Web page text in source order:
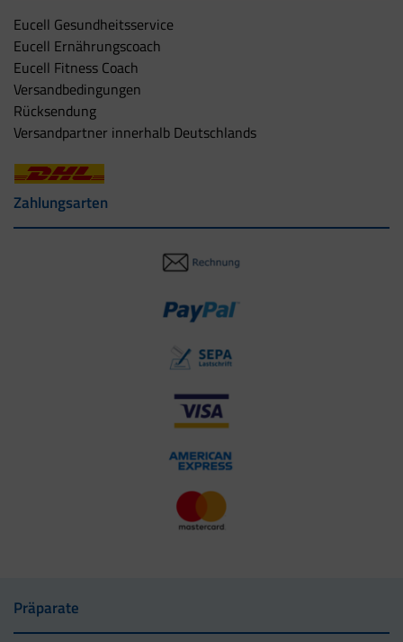
Eucell Gesundheitsservice
Eucell Ernährungscoach
Eucell Fitness Coach
Versandbedingungen
Rücksendung
Versandpartner innerhalb Deutschlands
Zahlungsarten
Präparate